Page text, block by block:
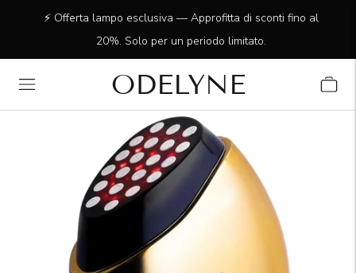
✨ Oltre 15.000 clienti entusiasti! Grazie per essere con
noi!
ODELYNE